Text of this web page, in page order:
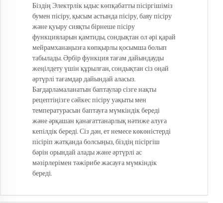
Біздің Электрлік ыдыс көпқабатты пісіргішіміз
бумен пісіру, қысым астында пісіру, баяу пісіру
және қуыру сияқты бірнеше пісіру
функцияларын қамтиды, сондықтан ол әрі қарай
мейрамханаңызға көпқырлы қосымша болып
табылады. Әрбір функция тағам дайындауды
жеңілдету үшін құрылған, сондықтан сіз оңай
әртүрлі тағамдар дайындай аласыз.
Бағдарламаланатын баптаулар сізге нақты
рецептіңізге сәйкес пісіру уақыты мен
температурасын баптауға мүмкіндік береді
және әрқашан қанағаттанарлық нәтиже алуға
кепілдік береді. Сіз дән, ет немесе көкөністерді
пісіріп жатқанда болсыңыз, біздің пісіргіш
бәрін орындай алады және әртүрлі ас
мәзірлерімен тәжірибе жасауға мүмкіндік
береді.